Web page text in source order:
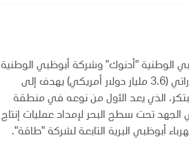
الوطنية "أدنوك" وشركة أبوظبي الوطنية
للطاقة "طاقة"، اليوم عن تطوير مشروع استراتيجي بتكلفة 13.22 مليار درهم إماراتي (3.6 مليار دولار أمريكي) يهدف إلى
الذي يعد الأول من نوعه في منطقة
الجهد تحت سطح البحر لإمداد عمليات إنتاج
أبوظبي البرية التابعة لشركة "طاقة".